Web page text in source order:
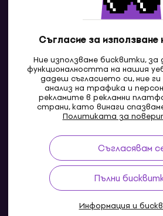
Съгласие за използване
Ние използваме бисквитки,
функционалността на нашия
дадеш съгласието си, ние ги
анализ на трафика и
рекламите в рекламни
страни, като винаги
Политиката за
Съгласявам
Пълни
Информация и
BG
Pazaruvaj - Надежден помощник за